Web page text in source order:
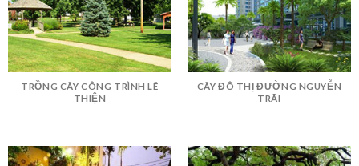
TRỒNG CÂY CÔNG TRÌNH LÊ
THIỆN
CÂY ĐÔ THỊ ĐƯỜNG NGUYỄN
TRÃI